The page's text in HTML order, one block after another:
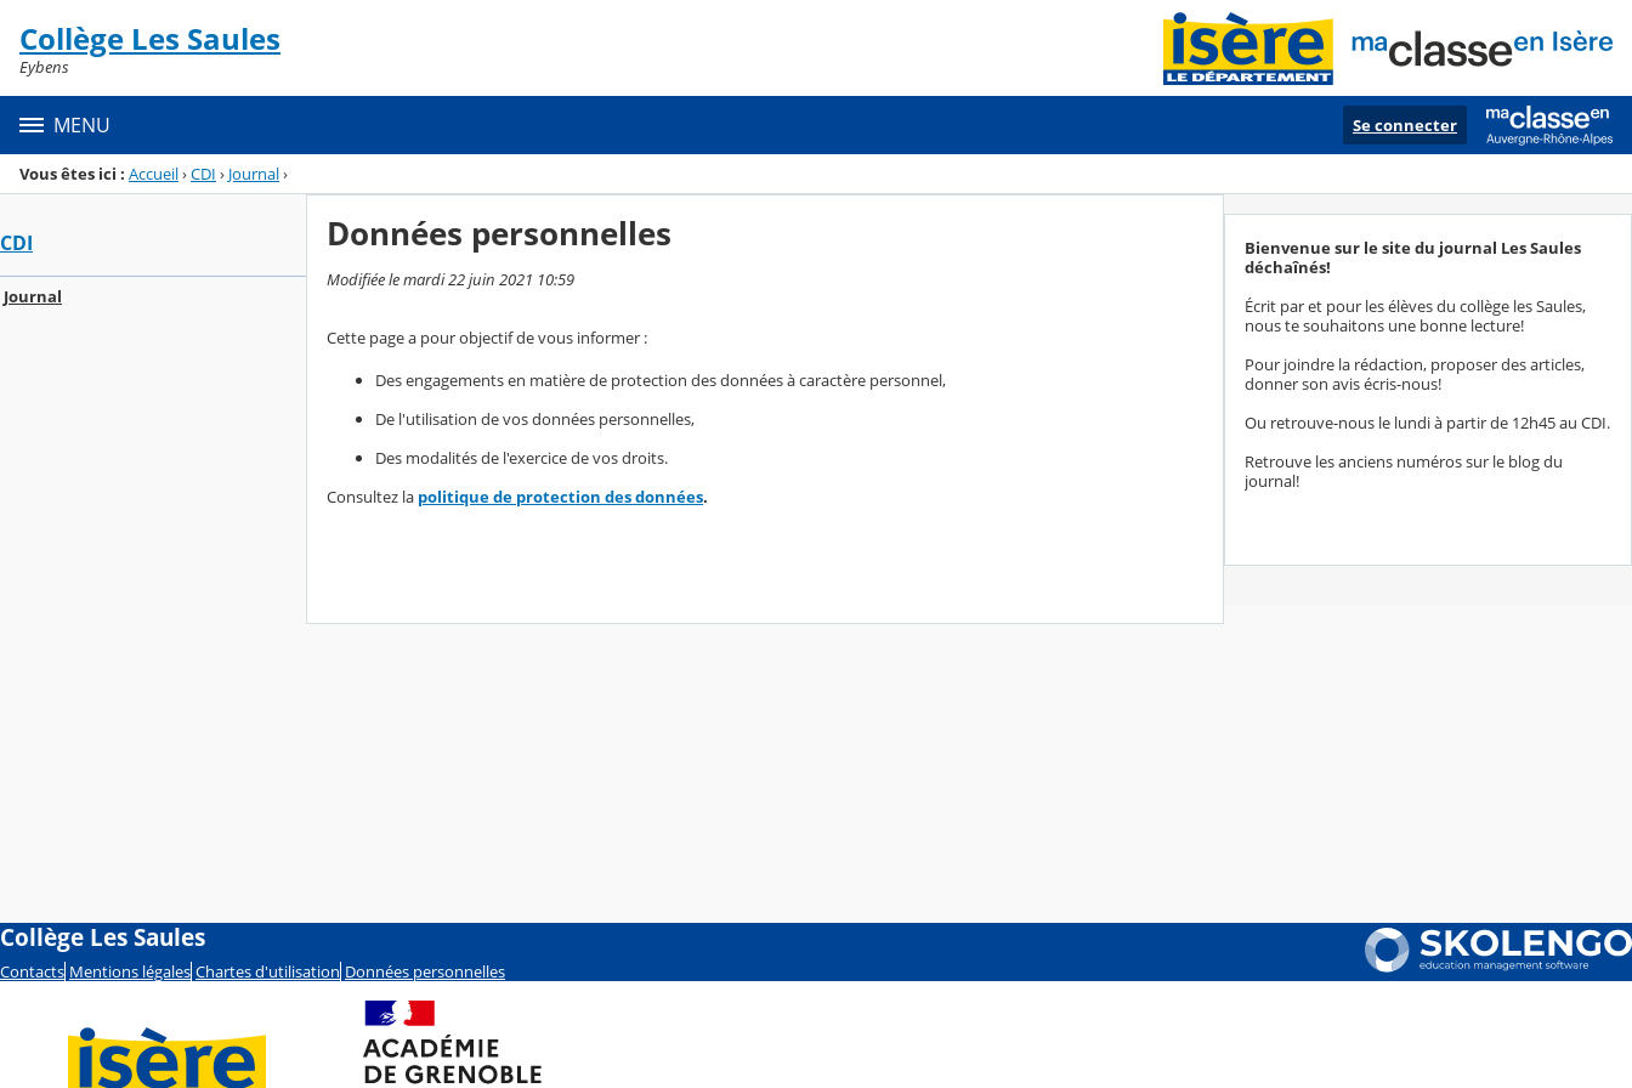
Menu de la rubrique
Contenu
Collège Les Saules
Eybens
MENU Se connecter
Vous êtes ici : Accueil›CDI › Journal›
CDI
Journal
Données personnelles
Modifiée le mardi 22 juin 2021 10:59
Cette page a pour objectif de vous informer :
Des engagements en matière de protection des données à caractère personnel,
De l'utilisation de vos données personnelles,
Des modalités de l'exercice de vos droits.
Consultez la politique de protection des données.
Bienvenue sur le site du journal Les Saules
déchaînés!
Écrit par et pour les élèves du collège les Saules,
nous te souhaitons une bonne lecture!
Pour joindre la rédaction, proposer des articles,
donner son avis écris-nous!
Ou retrouve-nous le lundi à partir de 12h45 au CDI.
Retrouve les anciens numéros sur le blog du
journal!
Collège Les Saules
Contacts Mentions légales Chartes d'utilisation Données personnelles